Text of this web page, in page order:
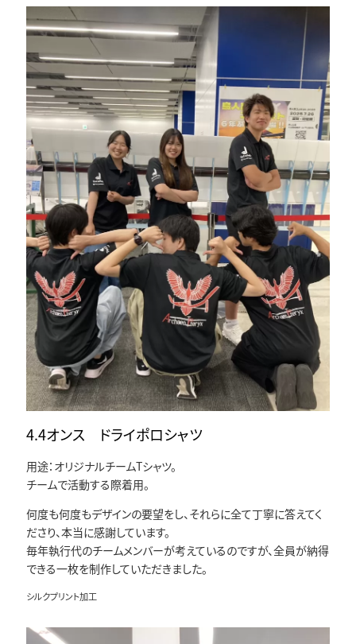
4.4オンス ドライポロシャツ
用途：オリジナルチームTシャツ。
チームで活動する際着用。
何度も何度もデザインの要望をし、それらに全て丁寧に答えてく
ださり、本当に感謝しています。
毎年執行代のチームメンバーが考えているのですが、全員が納得
できる一枚を制作していただきました。
シルクプリント加工